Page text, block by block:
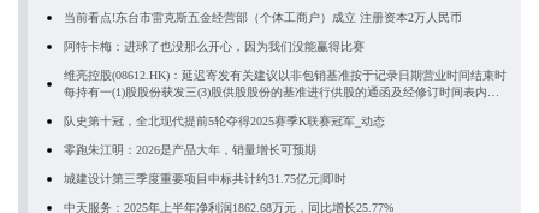
当前看点!东台市雷克斯五金经营部（个体工商户）成立 注册资本2万人民币
阿特卡梅：进球了也没那么开心，因为我们没能赢得比赛
维亮控股(08612.HK)：延迟寄发有关建议以非包销基准按于记录日期营业时间结束时
每持有一(1)股股份获发三(3)股供股股份的基准进行供股的通函及经修订时间表内容
队史第十冠，全北现代提前5轮夺得2025赛季K联赛冠军_动态
零跑朱江明：2026是产品大年，销量增长可预期
城建设计第三季度重要项目中标共计约31.75亿元|即时
中天服务：2025年上半年净利润1862.68万元，同比增长25.77%